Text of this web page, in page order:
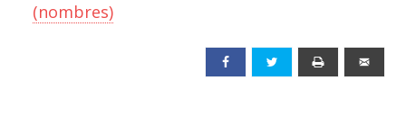
(nombres)
Facebook Twitter